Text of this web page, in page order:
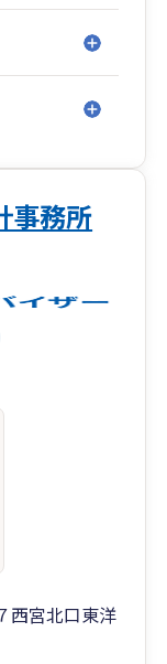
作成するこ
金の情報は
供できます
入条件は大
財務支援が
事務所
西宮北口東洋